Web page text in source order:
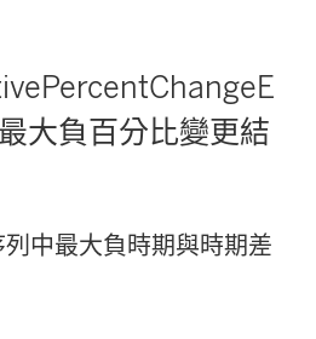
大負百分比變更結
中最大負時期與時期差